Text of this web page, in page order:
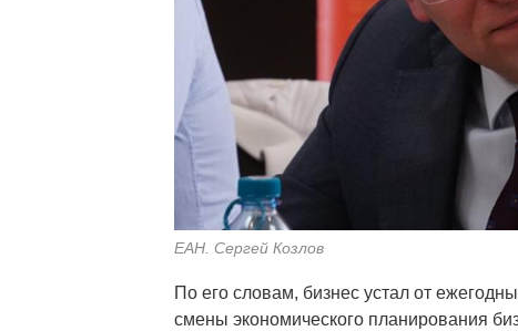
ЕАН. Сергей Козлов
По его словам, бизнес устал от
смены экономического планирования